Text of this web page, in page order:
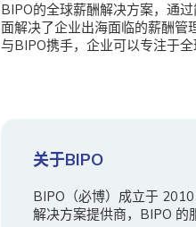
BIPO的全球薪酬解决方案，通
面解决了企业出海面临的薪酬管
与BIPO携手，企业可以专注于
关于BIPO
BIPO（必博）成立于
解决方案提供商，BIPO 的